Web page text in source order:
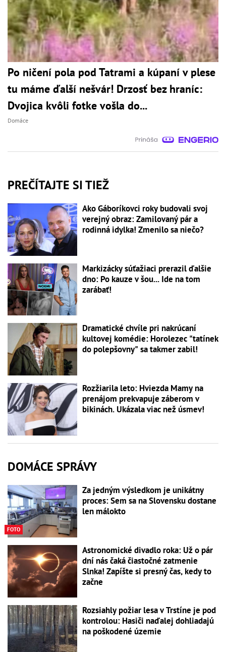
Po ničení pola pod Tatrami a kúpaní v plese
tu máme ďalší nešvár! Drzosť bez hraníc:
Dvojica kvôli fotke vošla do...
Domáce
PREČÍTAJTE SI TIEŽ
Ako Gáboríkovci roky budovali svoj
verejný obraz: Zamilovaný pár a
rodinná idylka! Zmenilo sa niečo?
Markizácky súťažiaci prerazil ďalšie
dno: Po kauze v šou... Ide na tom
zarábať!
Dramatické chvíle pri nakrúcaní
kultovej komédie: Horolezec "tatínek
do polepšovny" sa takmer zabil!
Rozžiarila leto: Hviezda Mamy na
prenájom prekvapuje záberom v
bikinách. Ukázala viac než úsmev!
DOMÁCE SPRÁVY
FOTO
Za jedným výsledkom je unikátny
proces: Sem sa na Slovensku dostane
len málokto
Astronomické divadlo roka: Už o pár
dní nás čaká čiastočné zatmenie
Slnka! Zapíšte si presný čas, kedy to
začne
Rozsiahly požiar lesa v Trstíne je pod
kontrolou: Hasiči naďalej dohliadajú
na poškodené územie